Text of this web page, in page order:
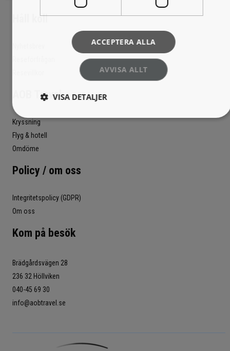
Håll koll
AOB Travel
Kryssning
Flyg & hotell
Omdöme
Policy / om oss
Integritetspolicy (GDPR)
Om oss
Kom på besök
Brädgårdsvägen 28
236 32 Höllviken
040-45 69 30
info@aobtravel.se
ACCEPTERA ALLA
AVVISA ALLT
VISA DETALJER